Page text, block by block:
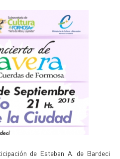
de Esteban A. de Bardeci